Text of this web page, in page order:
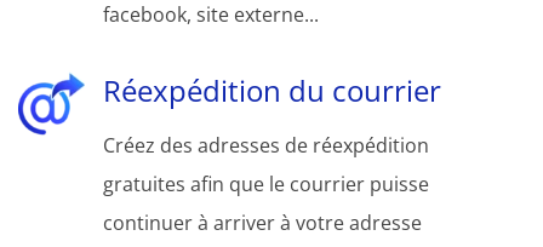
facebook, site externe...
Réexpédition du courrier
Créez des adresses de réexpédition
gratuites afin que le courrier puisse
continuer à arriver à votre adresse